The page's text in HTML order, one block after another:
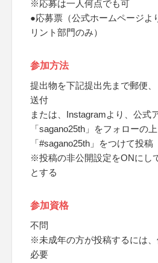
※応募は一人何点でも可
●応募票（公式ホームページよ
リント部門のみ）
参加方法
提出物を下記提出先まで郵便
送付
または、Instagramより、公式
「sagano25th」をフォローの
「#sagano25th」をつけて投稿
※投稿の非公開設定をONにし
とする
参加資格
不問
※未成年の方が投稿するには
必要